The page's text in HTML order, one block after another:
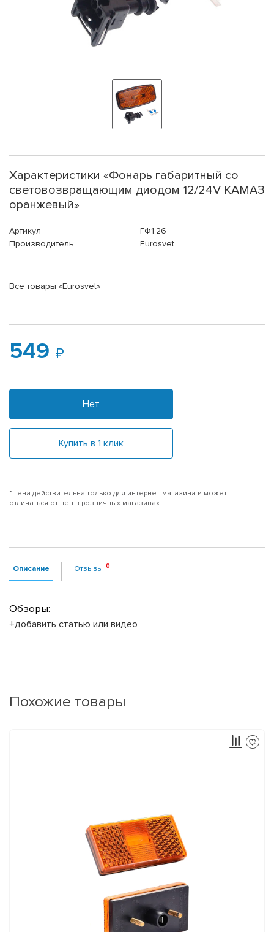
Характеристики «Фонарь габаритный со
световозвращающим диодом 12/24V КАМАЗ
оранжевый»
Артикул
ГФ1.26
Производитель
Eurosvet
Все товары «Eurosvet»
549
Нет
Купить в 1 клик
*Цена действительна только для интернет-магазина и может
отличаться от цен в розничных магазинах
Описание Отзывы
Обзоры:
+добавить статью или видео
Похожие товары